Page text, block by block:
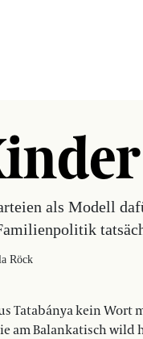
als Modell
Röck
Tatabánya kein Wort
am Balankatisch